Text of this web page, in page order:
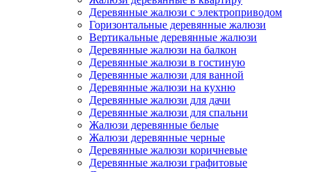
Деревянные жалюзи с электроприводом
Горизонтальные деревянные жалюзи
Вертикальные деревянные жалюзи
Деревянные жалюзи на балкон
Деревянные жалюзи в гостиную
Деревянные жалюзи для ванной
Деревянные жалюзи на кухню
Деревянные жалюзи для дачи
Деревянные жалюзи для спальни
Жалюзи деревянные белые
Жалюзи деревянные черные
Деревянные жалюзи коричневые
Деревянные жалюзи графитовые